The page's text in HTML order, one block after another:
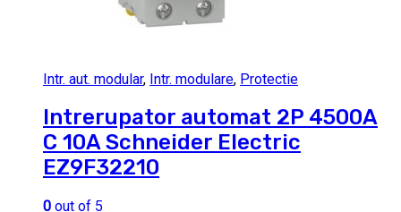
Intr. aut. modular, Intr. modulare, Protectie
Intrerupator automat 2P 4500A
C 10A Schneider Electric
EZ9F32210
0 out of 5